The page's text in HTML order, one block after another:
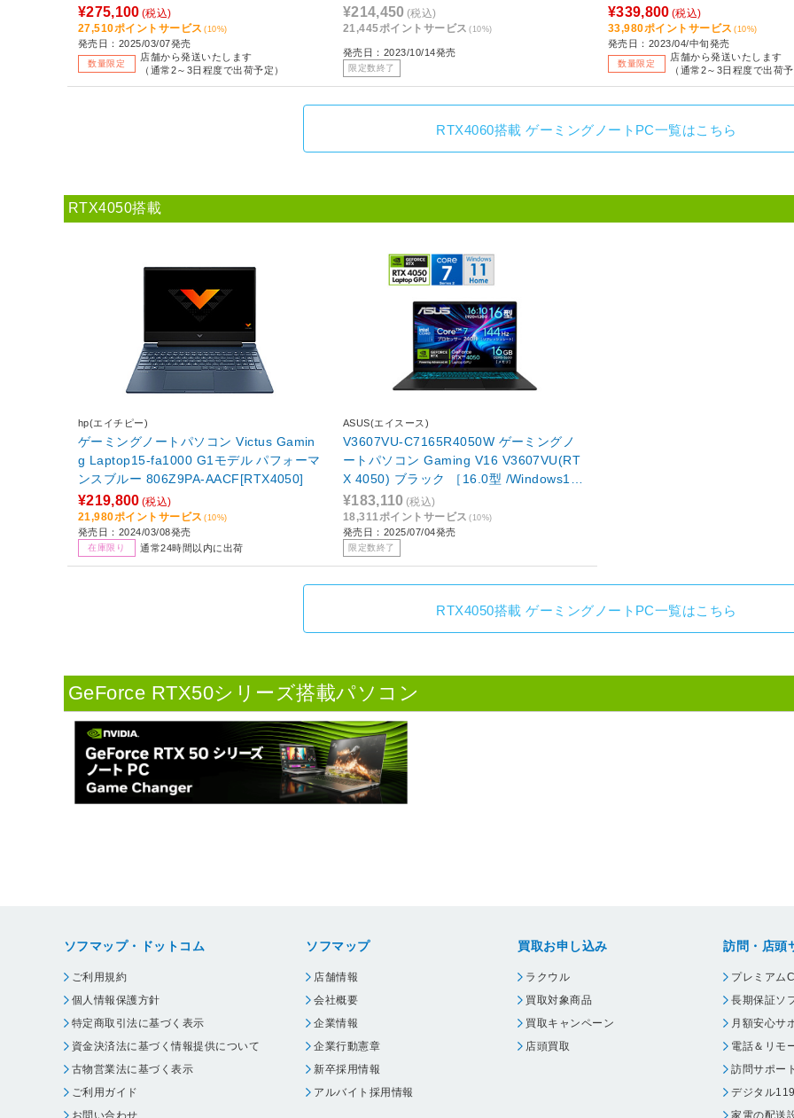
tel Core i7 /メモリ：16GB /SSD：1TB /
日本語版キーボード /2025年3月モデル］
¥275,100 (税込)
27,510ポイントサービス (10%)
発売日：2025/03/07発売
数量限定
店舗から発送いたします
（通常2～3日程度で出荷予定）
¥214,450 (税込)
21,445ポイントサービス (10%)
発売日：2023/10/14発売
限定数終了
e i7/メモリ：16GB/SSD：
版キーボード］
¥339,800 (税込)
33,980ポイントサービス (10%)
発売日：2023/04/中旬発売
数量限定
店舗から発送いたします
（通常2～3日程度で出荷予
RTX4060搭載 ゲーミングノートPC一覧はこちら
RTX4050搭載
hp(エイチピー)
ゲーミングノートパソコン Victus Gamin
g Laptop15-fa1000 G1モデル パフォーマ
ンスブルー 806Z9PA-AACF[RTX4050]
¥219,800 (税込)
21,980ポイントサービス (10%)
発売日：2024/03/08発売
在庫限り 通常24時間以内に出荷
ASUS(エイスース)
V3607VU-C7165R4050W ゲーミングノ
ートパソコン Gaming V16 V3607VU(RT
X 4050) ブラック ［16.0型 /Windows11
Home /intel Core 7 /メモリ：16GB /SS
D：512GB /日本語版キーボード /2025年
7月モデル］
¥183,110 (税込)
18,311ポイントサービス (10%)
発売日：2025/07/04発売
限定数終了
RTX4050搭載 ゲーミングノートPC一覧はこちら
GeForce RTX50シリーズ搭載パソコン
ソフマップ・ドットコム
ご利用規約
個人情報保護方針
特定商取引法に基づく表示
資金決済法に基づく情報提供について
古物営業法に基づく表示
ご利用ガイド
お問い合わせ
ソフマップ
店舗情報
会社概要
企業情報
企業行動憲章
新卒採用情報
アルバイト採用情報
買取お申し込み
ラクウル
買取対象商品
買取キャンペーン
店頭買取
訪問・店頭
プレミアム
長期保証ソ
月額安心サ
電話＆リモ
訪問サポート
デジタル119
家電の配送